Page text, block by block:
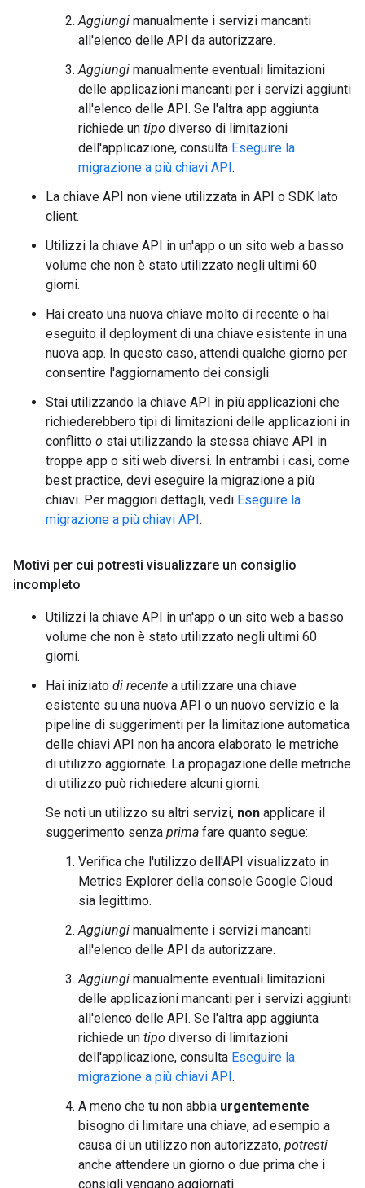
Aggiungi manualmente i servizi mancanti
all'elenco delle API da autorizzare.
Aggiungi manualmente eventuali limitazioni
delle applicazioni mancanti per i servizi aggiunti
all'elenco delle API. Se l'altra app aggiunta
richiede un tipo diverso di limitazioni
dell'applicazione, consulta Eseguire la
migrazione a più chiavi API.
La chiave API non viene utilizzata in API o SDK lato
client.
Utilizzi la chiave API in un'app o un sito web a basso
volume che non è stato utilizzato negli ultimi 60
giorni.
Hai creato una nuova chiave molto di recente o hai
eseguito il deployment di una chiave esistente in una
nuova app. In questo caso, attendi qualche giorno per
consentire l'aggiornamento dei consigli.
Stai utilizzando la chiave API in più applicazioni che
richiederebbero tipi di limitazioni delle applicazioni in
conflitto o stai utilizzando la stessa chiave API in
troppe app o siti web diversi. In entrambi i casi, come
best practice, devi eseguire la migrazione a più
chiavi. Per maggiori dettagli, vedi Eseguire la
migrazione a più chiavi API.
Motivi per cui potresti visualizzare un consiglio
incompleto
Utilizzi la chiave API in un'app o un sito web a basso
volume che non è stato utilizzato negli ultimi 60
giorni.
Hai iniziato di recente a utilizzare una chiave
esistente su una nuova API o un nuovo servizio e la
pipeline di suggerimenti per la limitazione automatica
delle chiavi API non ha ancora elaborato le metriche
di utilizzo aggiornate. La propagazione delle metriche
di utilizzo può richiedere alcuni giorni.
Se noti un utilizzo su altri servizi, non applicare il
suggerimento senza prima fare quanto segue:
Verifica che l'utilizzo dell'API visualizzato in
Metrics Explorer della console Google Cloud
sia legittimo.
Aggiungi manualmente i servizi mancanti
all'elenco delle API da autorizzare.
Aggiungi manualmente eventuali limitazioni
delle applicazioni mancanti per i servizi aggiunti
all'elenco delle API. Se l'altra app aggiunta
richiede un tipo diverso di limitazioni
dell'applicazione, consulta Eseguire la
migrazione a più chiavi API.
A meno che tu non abbia urgentemente
bisogno di limitare una chiave, ad esempio a
causa di un utilizzo non autorizzato, potresti
anche attendere un giorno o due prima che i
consigli vengano aggiornati.